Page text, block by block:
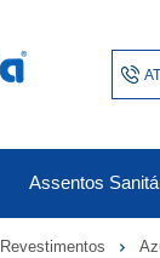
Assentos
Revestimentos